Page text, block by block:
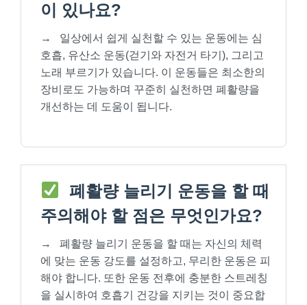
이 있나요?
→
일상에서 쉽게 실천할 수 있는 운동에는 심
호흡, 유산소 운동(걷기와 자전거 타기), 그리고
노래 부르기가 있습니다. 이 운동들은 최소한의
장비로도 가능하며 꾸준히 실천하면 폐활량을
개선하는 데 도움이 됩니다.
폐활량 늘리기 운동을 할 때
주의해야 할 점은 무엇인가요?
→
폐활량 늘리기 운동을 할 때는 자신의 체력
에 맞는 운동 강도를 설정하고, 무리한 운동은 피
해야 합니다. 또한 운동 전후에 충분한 스트레칭
을 실시하여 호흡기 건강을 지키는 것이 중요합